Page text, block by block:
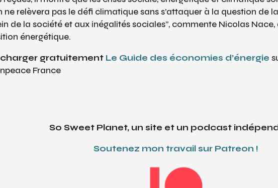
ne relèvera pas le défi climatique sans s’attaquer à la question de
de la société et aux inégalités sociales”, commente Nicolas
énergétique.
gratuitement Le Guide des économies d’énergie
France
So Sweet Planet, un site et un podcast
Soutenez mon travailsur Patreon !